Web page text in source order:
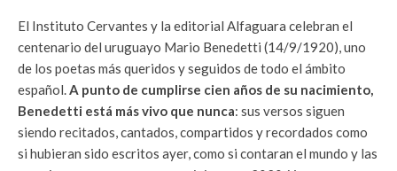
El Instituto Cervantes y la editorial Alfaguara celebran el
centenario del uruguayo Mario Benedetti (14/9/1920), uno
de los poetas más queridos y seguidos de todo el ámbito
español.A punto de cumplirse cien años de su nacimiento,
Benedetti está más vivo que nunca: sus versos siguen
siendo recitados, cantados, compartidos y recordados como
si hubieran sido escritos ayer, como si contaran el mundo y las